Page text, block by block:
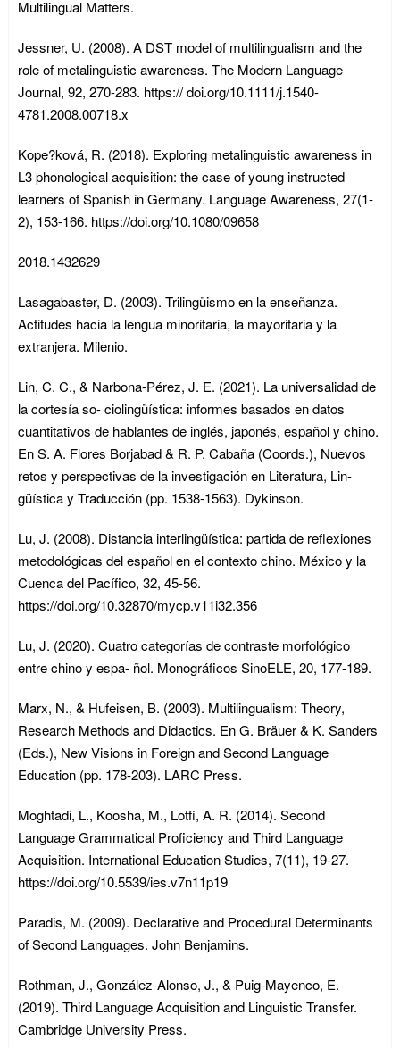
Multilingual Matters.
Jessner, U. (2008). A DST model of multilingualism and the
role of metalinguistic awareness. The Modern Language
Journal, 92, 270-283. https:// doi.org/10.1111/j.1540-
4781.2008.00718.x
Kope?ková, R. (2018). Exploring metalinguistic awareness in
L3 phonological acquisition: the case of young instructed
learners of Spanish in Germany. Language Awareness, 27(1-
2), 153-166. https://doi.org/10.1080/09658
2018.1432629
Lasagabaster, D. (2003). Trilingüismo en la enseñanza.
Actitudes hacia la lengua minoritaria, la mayoritaria y la
extranjera. Milenio.
Lin, C. C., & Narbona-Pérez, J. E. (2021). La universalidad de
la cortesía so- ciolingüística: informes basados en datos
cuantitativos de hablantes de inglés, japonés, español y chino.
En S. A. Flores Borjabad & R. P. Cabaña (Coords.), Nuevos
retos y perspectivas de la investigación en Literatura, Lin-
güística y Traducción (pp. 1538-1563). Dykinson.
Lu, J. (2008). Distancia interlingüística: partida de reflexiones
metodológicas del español en el contexto chino. México y la
Cuenca del Pacífico, 32, 45-56.
https://doi.org/10.32870/mycp.v11i32.356
Lu, J. (2020). Cuatro categorías de contraste morfológico
entre chino y espa- ñol. Monográficos SinoELE, 20, 177-189.
Marx, N., & Hufeisen, B. (2003). Multilingualism: Theory,
Research Methods and Didactics. En G. Bräuer & K. Sanders
(Eds.), New Visions in Foreign and Second Language
Education (pp. 178-203). LARC Press.
Moghtadi, L., Koosha, M., Lotfi, A. R. (2014). Second
Language Grammatical Proficiency and Third Language
Acquisition. International Education Studies, 7(11), 19-27.
https://doi.org/10.5539/ies.v7n11p19
Paradis, M. (2009). Declarative and Procedural Determinants
of Second Languages. John Benjamins.
Rothman, J., González-Alonso, J., & Puig-Mayenco, E.
(2019). Third Language Acquisition and Linguistic Transfer.
Cambridge University Press.